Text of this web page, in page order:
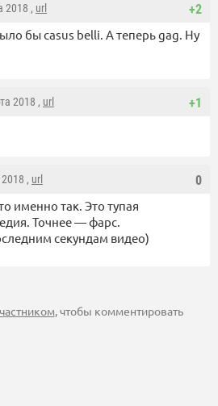
+2
2018 , url
бы casus belli. А теперь gag. Ну
+1
2018 , url
0
, url
именно так. Это тупая
Точнее — фарс.
секундам видео)
, чтобы комментировать